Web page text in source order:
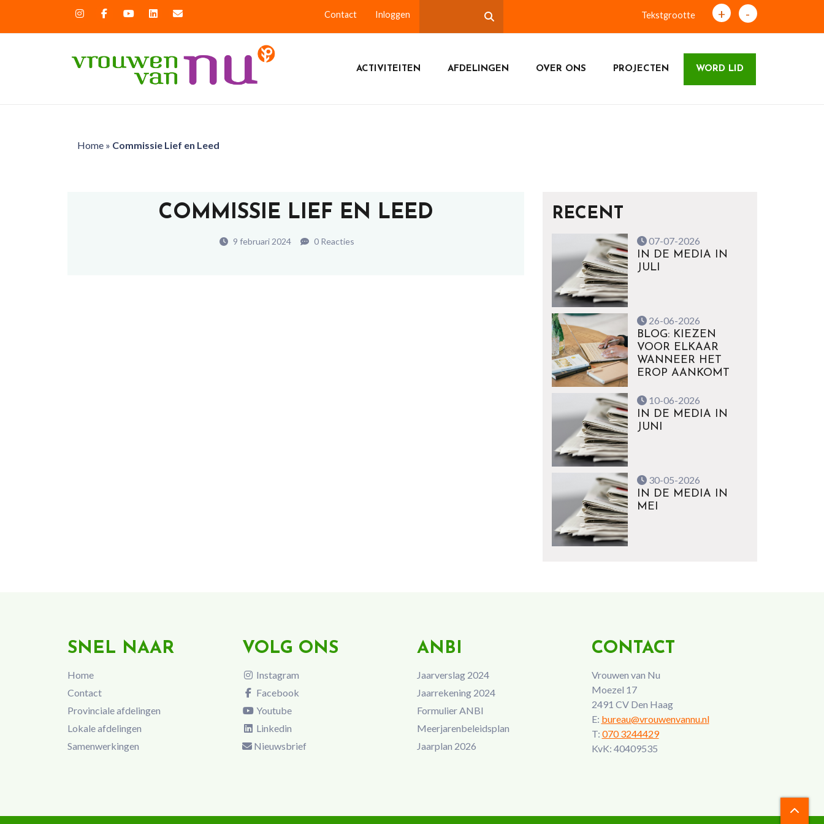
Contact Inloggen Tekstgrootte + -
ACTIVITEITEN AFDELINGEN OVER ONS PROJECTEN WORD LID
Home» Commissie Lief en Leed
COMMISSIE LIEF EN LEED
9 februari 2024 0 Reacties
RECENT
07-07-2026
IN DE MEDIA IN
JULI
26-06-2026
BLOG: KIEZEN
VOOR ELKAAR
WANNEER HET
EROP AANKOMT
10-06-2026
IN DE MEDIA IN
JUNI
30-05-2026
IN DE MEDIA IN
MEI
SNEL NAAR
Home
Contact
Provinciale afdelingen
Lokale afdelingen
Samenwerkingen
VOLG ONS
Instagram
Facebook
Youtube
Linkedin
Nieuwsbrief
ANBI
Jaarverslag 2024
Jaarrekening 2024
Formulier ANBI
Meerjarenbeleidsplan
Jaarplan 2026
CONTACT
Vrouwen van Nu
Moezel 17
2491 CV Den Haag
E: bureau@vrouwenvannu.nl
T: 070 3244429
KvK: 40409535